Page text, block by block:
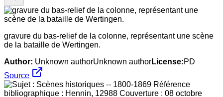
gravure du bas-relief de la colonne, représentant une scène
de la bataille de Wertingen.
Author: Unknown authorUnknown authorLicense:PD
Source